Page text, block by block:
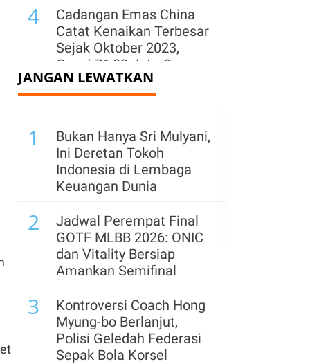
4
Cadangan Emas China
Catat Kenaikan Terbesar
Sejak Oktober 2023,
Capai 76,08 Juta Ons
5
Hendak Akuisisi
Hilirisasi, Simak Prospek
Saham Bumi Resources
(BUMI)
Arab Saudi, Turki, dan
Pakistan Bentuk Pakta
Pertahanan di Tengah
Krisis Timur Tengah
Kontrakan & Sewa
Properti Akan Kena
Pajak Mulai Tahun 2027
JANGAN LEWATKAN
1
Bukan Hanya Sri Mulyani,
Ini Deretan Tokoh
Indonesia di Lembaga
Keuangan Dunia
2
Jadwal Perempat Final
GOTF MLBB 2026: ONIC
dan Vitality Bersiap
Amankan Semifinal
3
Kontroversi Coach Hong
Myung-bo Berlanjut,
Polisi Geledah Federasi
Sepak Bola Korsel